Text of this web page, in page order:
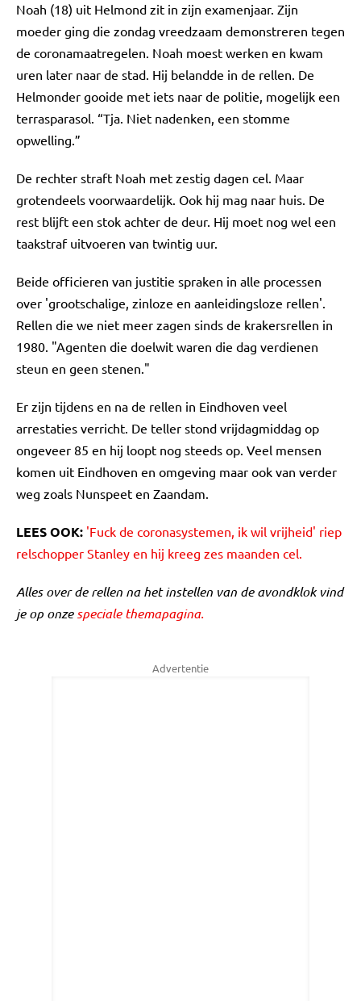
Noah (18) uit Helmond zit in zijn examenjaar. Zijn
moeder ging die zondag vreedzaam demonstreren tegen
de coronamaatregelen. Noah moest werken en kwam
uren later naar de stad. Hij belandde in de rellen. De
Helmonder gooide met iets naar de politie, mogelijk een
terrasparasol. “Tja. Niet nadenken, een stomme
opwelling.”
De rechter straft Noah met zestig dagen cel. Maar
grotendeels voorwaardelijk. Ook hij mag naar huis. De
rest blijft een stok achter de deur. Hij moet nog wel een
taakstraf uitvoeren van twintig uur.
Beide officieren van justitie spraken in alle processen
over 'grootschalige, zinloze en aanleidingsloze rellen'.
Rellen die we niet meer zagen sinds de krakersrellen in
1980. "Agenten die doelwit waren die dag verdienen
steun en geen stenen."
Er zijn tijdens en na de rellen in Eindhoven veel
arrestaties verricht. De teller stond vrijdagmiddag op
ongeveer 85 en hij loopt nog steeds op. Veel mensen
komen uit Eindhoven en omgeving maar ook van verder
weg zoals Nunspeet en Zaandam.
LEES OOK: 'Fuck de coronasystemen, ik wil vrijheid' riep
relschopper Stanley en hij kreeg zes maanden cel.
Alles over de rellen na het instellen van de avondklok vind
je op onze speciale themapagina.
Advertentie